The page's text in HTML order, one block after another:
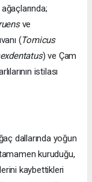
ve
(Tomicus
) ve Çam
istilası
dallarında yoğun
kuruduğu,
kaybettikleri